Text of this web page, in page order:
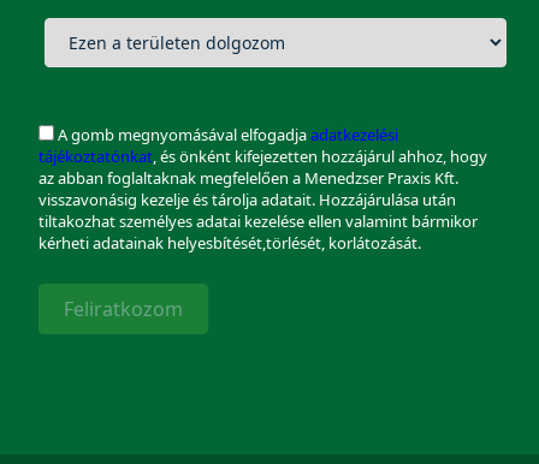
A gomb megnyomásával elfogadjaadatkezelési
tájékoztatónkat, és önként kifejezetten hozzájárul ahhoz, hogy
az abban foglaltaknak megfelelően a Menedzser Praxis Kft.
visszavonásig kezelje és tárolja adatait. Hozzájárulása után
tiltakozhat személyes adatai kezelése ellen valamint bármikor
kérheti adatainak helyesbítését,törlését, korlátozását.
Feliratkozom